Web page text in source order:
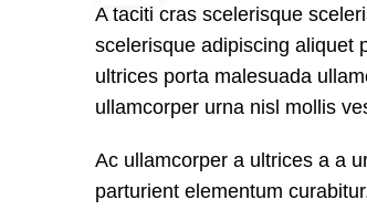
A taciti cras scelerisque
scelerisque adipiscing aliquet
ultrices porta malesuada
ullamcorper urna nisl mollis
Ac ullamcorper a ultrices a a
parturient elementum